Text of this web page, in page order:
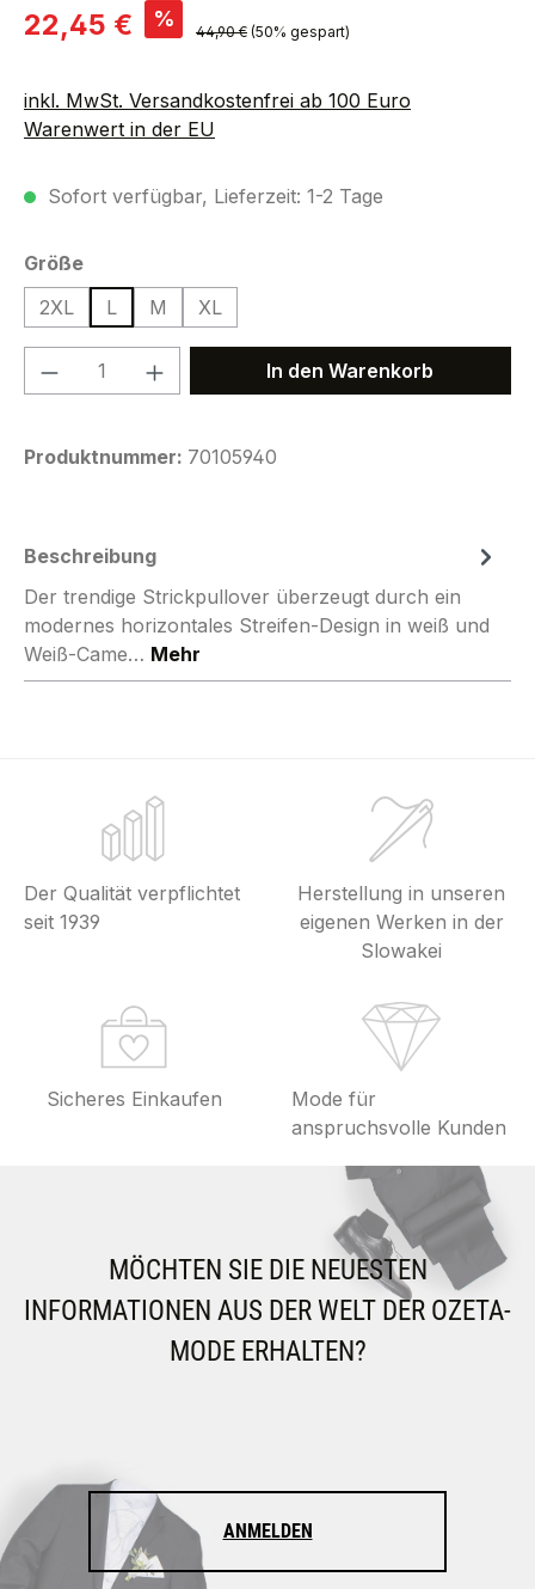
Verkaufspreis:
22,45 € % Regulärer Preis:
44,90 € (50% gespart)
inkl. MwSt. Versandkostenfrei ab 100 Euro
Warenwert in der EU
Sofort verfügbar, Lieferzeit: 1-2 Tage
Größeauswählen
2XL
L M XL
Produkt Anzahl: Gib denIn den Warenkorb
Produktnummer: 70105940
Beschreibung
Der trendige Strickpullover überzeugt durch ein
modernes horizontales Streifen-Design in weiß und
Weiß-Came… Mehr
Der Qualität verpflichtet
seit 1939
Herstellung in unseren
eigenen Werken in der
Slowakei
Sicheres Einkaufen
Mode für
anspruchsvolle Kunden
MÖCHTEN SIE DIE NEUESTEN
INFORMATIONEN AUS DER WELT DER OZETA-
MODE ERHALTEN?
ANMELDEN